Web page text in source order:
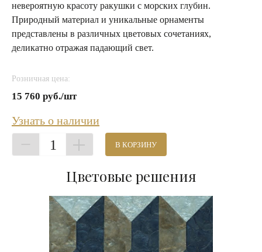
невероятную красоту ракушки с морских глубин.
Природный материал и уникальные орнаменты
представлены в различных цветовых сочетаниях,
деликатно отражая падающий свет.
Розничная цена:
15 760 руб./шт
Узнать о наличии
1 В КОРЗИНУ
Цветовые решения